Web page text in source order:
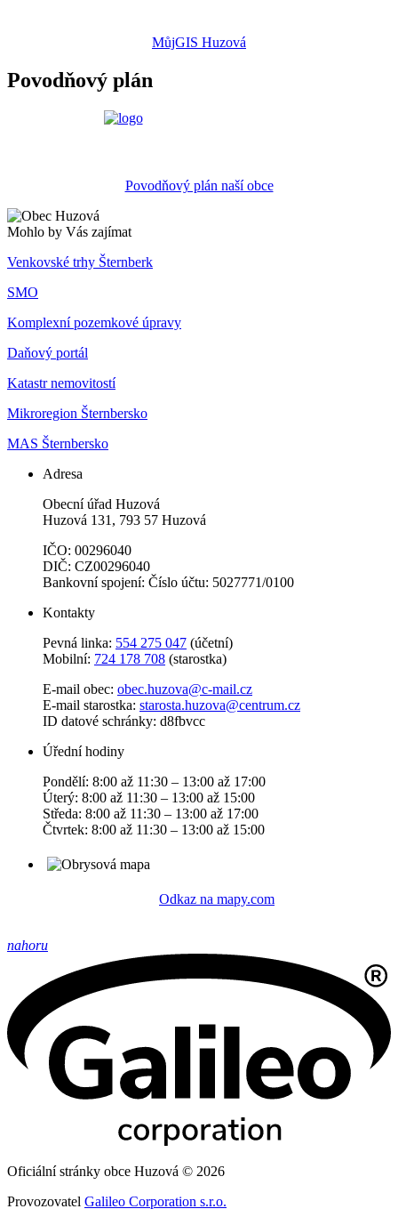
MůjGIS Huzová
Povodňový plán
Povodňový plán naší obce
Mohlo by Vás zajímat
Venkovské trhy Šternberk
SMO
Komplexní pozemkové úpravy
Daňový portál
Katastr nemovitostí
Mikroregion Šternbersko
MAS Šternbersko
Adresa
Obecní úřad Huzová
Huzová 131, 793 57 Huzová
IČO: 00296040
DIČ: CZ00296040
Bankovní spojení: Číslo účtu: 5027771/0100
Kontakty
Pevná linka: 554 275 047 (účetní)
Mobilní: 724 178 708 (starostka)
E-mail obec: obec.huzova@c-mail.cz
E-mail starostka: starosta.huzova@centrum.cz
ID datové schránky: d8fbvcc
Úřední hodiny
Pondělí: 8:00 až 11:30 – 13:00 až 17:00
Úterý: 8:00 až 11:30 – 13:00 až 15:00
Středa: 8:00 až 11:30 – 13:00 až 17:00
Čtvrtek: 8:00 až 11:30 – 13:00 až 15:00
Odkaz na mapy.com
nahoru
Oficiální stránky obce Huzová © 2026
Provozovatel Galileo Corporation s.r.o.